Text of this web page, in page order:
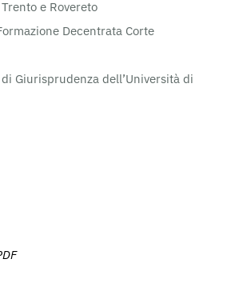
e Rovereto
Decentrata Corte
Giurisprudenza dell’Università di